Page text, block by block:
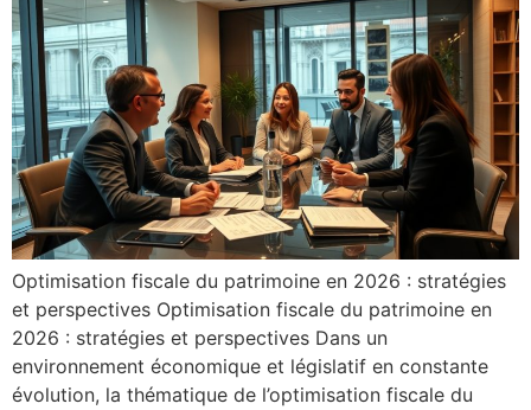
Optimisation fiscale du patrimoine en 2026 : stratégies
et perspectives Optimisation fiscale du patrimoine en
2026 : stratégies et perspectives Dans un
environnement économique et législatif en constante
évolution, la thématique de l’optimisation fiscale du